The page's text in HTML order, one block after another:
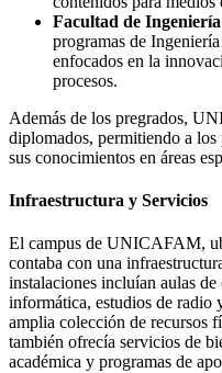
Facultad de
programas de
enfocados en la
procesos.
Además de los pregrados,
diplomados, permitiendo a
sus conocimientos en áreas
Infraestructura y Servicios
El campus de UNICAFAM,
contaba con una
instalaciones incluían aulas
informática, estudios de radio
amplia colección de recursos
también ofrecía servicios de
académica y programas de